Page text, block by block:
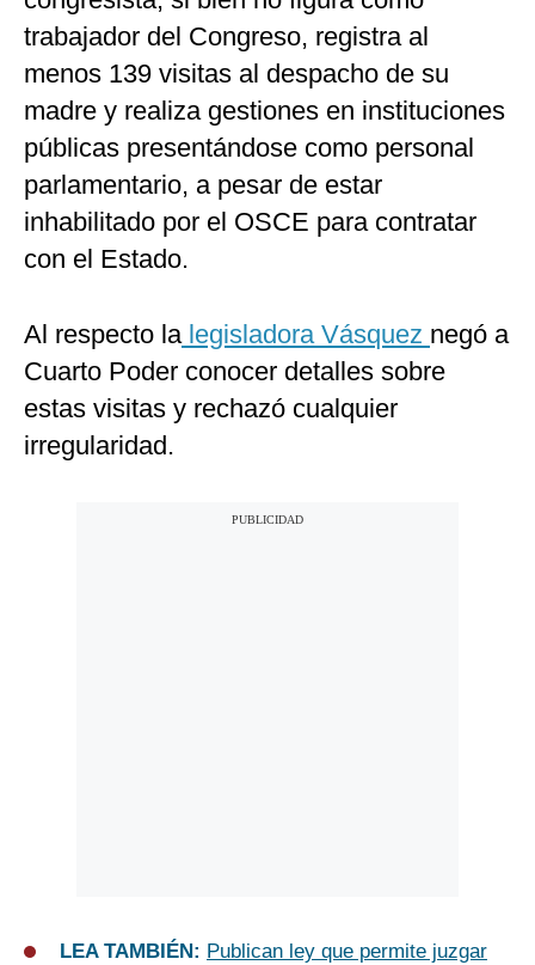
trabajador del Congreso, registra al
menos 139 visitas al despacho de su
madre y realiza gestiones en instituciones
públicas presentándose como personal
parlamentario, a pesar de estar
inhabilitado por el OSCE para contratar
con el Estado.
Al respecto lalegisladora Vásquez negó a
Cuarto Poder conocer detalles sobre
estas visitas y rechazó cualquier
irregularidad.
LEA TAMBIÉN: Publican ley que permite juzgar